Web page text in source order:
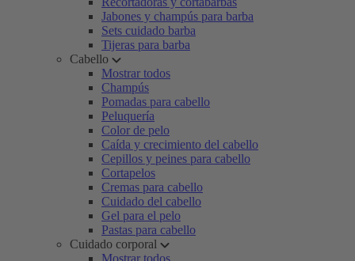
Jabones y champús para barba
Sets cuidado barba
Tijeras para barba
Cabello
Mostrar todos
Champús
Pomadas para cabello
Peluquería
Color de pelo
Caída y crecimiento del cabello
Cepillos y peines para cabello
Cortapelos
Cremas para cabello
Cuidado del cabello
Gel para el pelo
Pastas para cabello
Cuidado corporal
Mostrar todos